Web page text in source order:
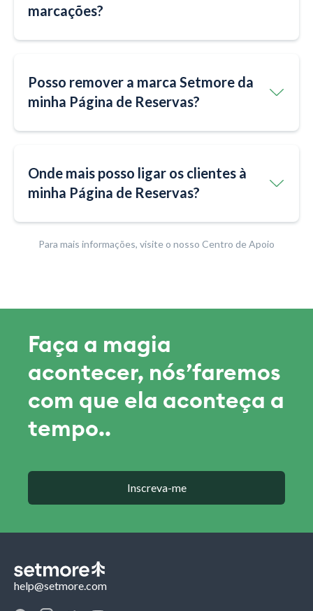
marcações?
Posso remover a marca Setmore da
minha Página de Reservas?
Onde mais posso ligar os clientes à
minha Página de Reservas?
Para mais informações, visite o nosso Centro de Apoio
Faça a magia
acontecer, nós’faremos
com que ela aconteça a
tempo..
Inscreva-me
help@setmore.com